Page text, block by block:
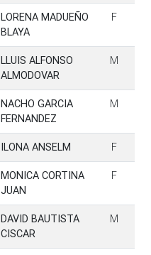
LORENA MADUEÑO
BLAYA
F
LLUIS ALFONSO
ALMODOVAR
M
NACHO GARCIA
FERNANDEZ
M
ILONA ANSELM F
MONICA CORTINA
JUAN
F
DAVID BAUTISTA
CISCAR
M